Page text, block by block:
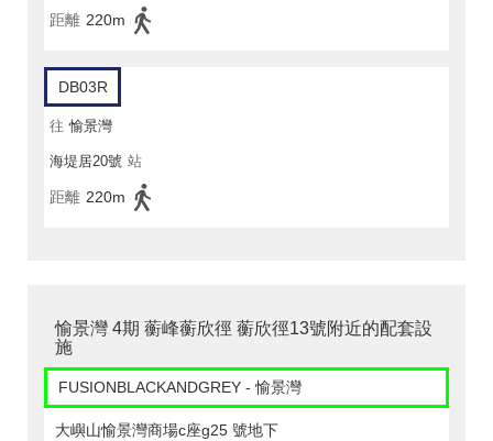
距離 220m
DB03R
往 愉景灣
海堤居20號 站
距離 220m
愉景灣 4期 蘅峰蘅欣徑 蘅欣徑13號附近的配套設
施
FUSIONBLACKANDGREY - 愉景灣
大嶼山愉景灣商場c座g25 號地下